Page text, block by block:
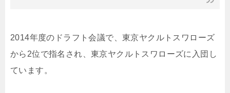
2014年度のドラフト会議で、東京ヤクルトスワローズ
から2位で指名され、東京ヤクルトスワローズに入団し
ています。